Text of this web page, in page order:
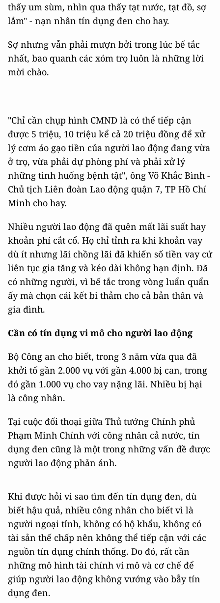
thấy um sùm, nhìn qua thấy tạt nước, tạt đồ, sợ
lắm" - nạn nhân tín dụng đen cho hay.
Sợ nhưng vẫn phải mượn bởi trong lúc bế tắc
nhất, bao quanh các xóm trọ luôn là những lời
mời chào.
"Chỉ cần chụp hình CMND là có thể tiếp cận
được 5 triệu, 10 triệu kể cả 20 triệu đồng để xử
lý cơm áo gạo tiền của người lao động đang vừa
ở trọ, vừa phải dự phòng phí và phải xử lý
những tình huống bệnh tật", ông Võ Khắc Bình -
Chủ tịch Liên đoàn Lao động quận 7, TP Hồ Chí
Minh cho hay.
Nhiều người lao động đã quên mất lãi suất hay
khoản phí cắt cổ. Họ chỉ tỉnh ra khi khoản vay
dù ít nhưng lãi chồng lãi đã khiến số tiền vay cứ
liên tục gia tăng và kéo dài không hạn định. Đã
có những người, vì bế tắc trong vòng luẩn quẩn
ấy mà chọn cái kết bi thảm cho cả bản thân và
gia đình.
Cần có tín dụng vi mô cho người lao động
Bộ Công an cho biết, trong 3 năm vừa qua đã
khởi tố gần 2.000 vụ với gần 4.000 bị can, trong
đó gần 1.000 vụ cho vay nặng lãi. Nhiều bị hại
là công nhân.
Tại cuộc đối thoại giữa Thủ tướng Chính phủ
Phạm Minh Chính với công nhân cả nước, tín
dụng đen cũng là một trong những vấn đề được
người lao động phản ánh.
Khi được hỏi vì sao tìm đến tín dụng đen, dù
biết hậu quả, nhiều công nhân cho biết vì là
người ngoại tỉnh, không có hộ khẩu, không có
tài sản thế chấp nên không thể tiếp cận với các
nguồn tín dụng chính thống. Do đó, rất cần
những mô hình tài chính vi mô và cơ chế để
giúp người lao động không vướng vào bẫy tín
dụng đen.